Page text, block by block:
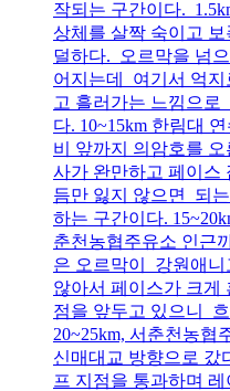
작되는 구간이다.
상체를 살짝 숙이고
덜하다. 오르막을 넘
어지는데 여기서 억
고 흘러가는 느낌으
다. 10~15km 한림대
비 앞까지 의암호를
사가 완만하고 페이스
듬만 잃지 않으면 되
하는 구간이다.
춘천농협주유소 인근
은 오르막이 강원애니
않아서 페이스가 크게
점을 앞두고 있으니
20~25km, 서춘천농협
신매대교 방향으로
프 지점을 통과하며